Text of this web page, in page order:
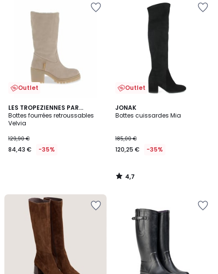
Outlet
LES TROPEZIENNES PAR
M.BELARBI
Bottes fourrées retroussables
Velvia
129,90 €
84,43 € -35%
Outlet
JONAK
Bottes cuissardes Mia
185,00 €
120,25 € -35%
4,7
/ 5
4,7
/